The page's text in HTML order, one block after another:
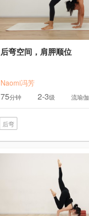
后弯空间，肩胛顺位
Naomi冯芳
75分钟 2-3级 流瑜伽
后弯